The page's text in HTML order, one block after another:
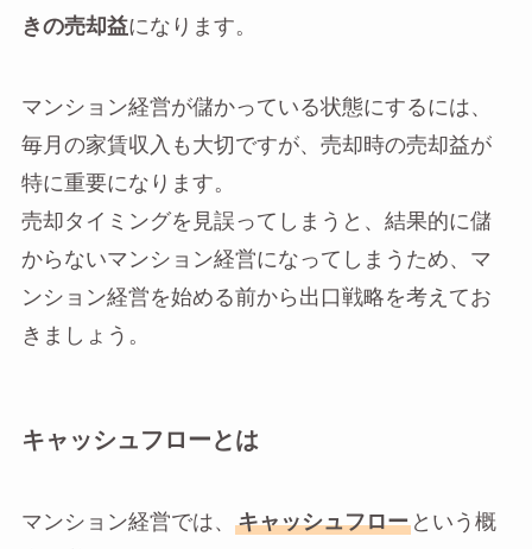
きの売却益になります。
マンション経営が儲かっている状態にするには、
毎月の家賃収入も大切ですが、売却時の売却益が
特に重要になります。
売却タイミングを見誤ってしまうと、結果的に儲
からないマンション経営になってしまうため、マ
ンション経営を始める前から出口戦略を考えてお
きましょう。
キャッシュフローとは
マンション経営では、 キャッシュフローという概